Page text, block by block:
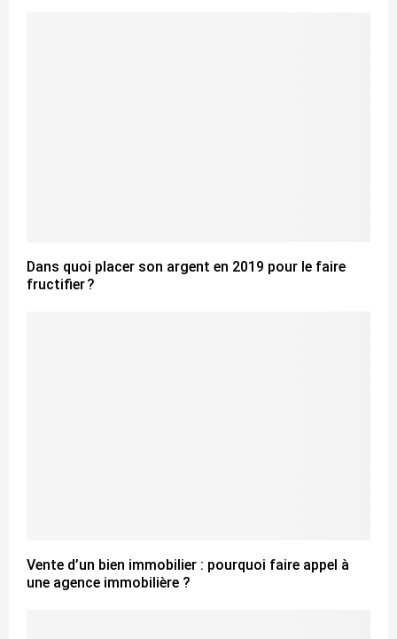
Dans quoi placer son argent en 2019 pour le faire
fructifier ?
Vente d’un bien immobilier : pourquoi faire appel à
une agence immobilière ?